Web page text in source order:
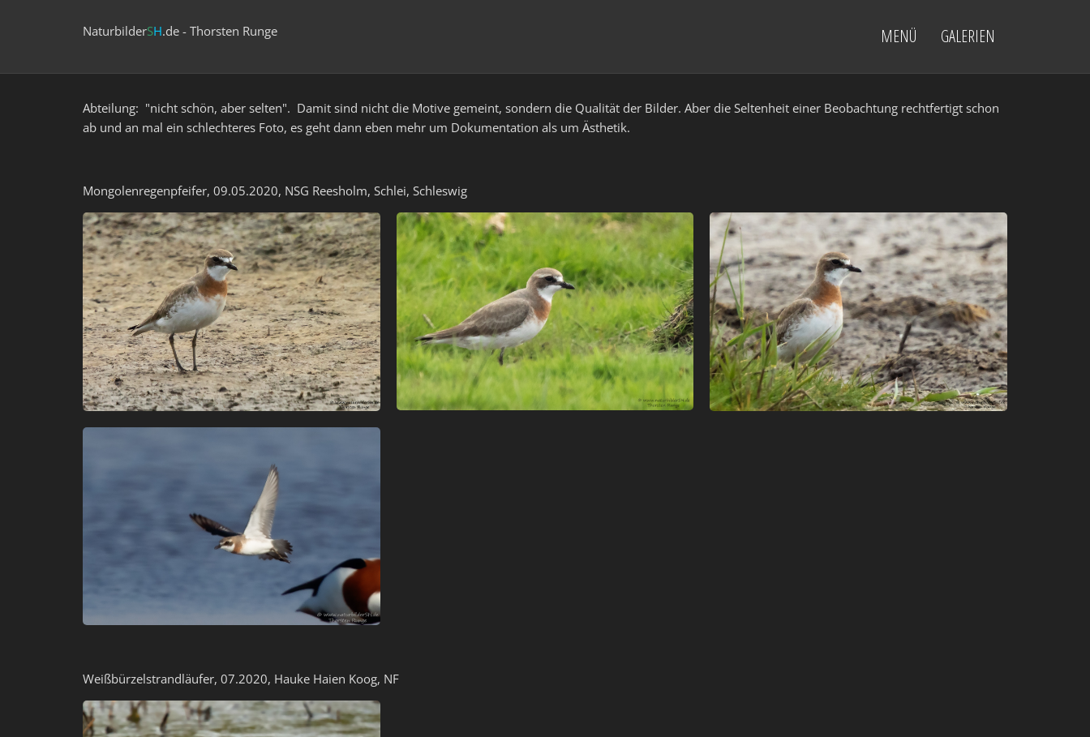
NaturbilderSH.de - Thorsten Runge MENÜ GALERIEN
Abteilung: "nicht schön, aber selten". Damit sind nicht die Motive gemeint, sondern die Qualität der Bilder. Aber die Seltenheit einer Beobachtung rechtfertigt schon
ab und an mal ein schlechteres Foto, es geht dann eben mehr um Dokumentation als um Ästhetik.
Mongolenregenpfeifer, 09.05.2020, NSG Reesholm, Schlei, Schleswig
Weißbürzelstrandläufer, 07.2020, Hauke Haien Koog, NF